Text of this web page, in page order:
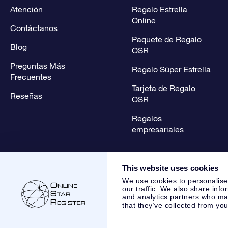
This website uses cookies
We use cookies to
our traffic. We also share
and analytics partners who
that they’ve collected from
Atención
Contáctanos
Blog
Preguntas Más
Frecuentes
Reseñas
Regalo Estrella
Online
Paquete de Regalo
OSR
Regalo Súper Estrella
Tarjeta de Regalo
OSR
Regalos
empresariales